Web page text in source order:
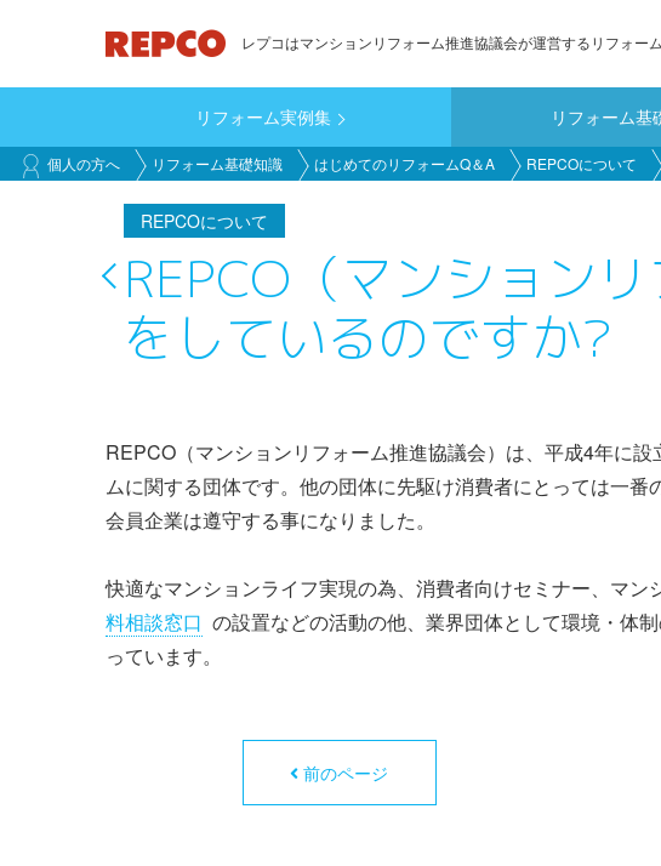
ン
ン
テ
レプコはマンションリフォーム推進協議会が運営するリフォー
main_customer
リフォーム実例集 リフォーム基
個人の方へ リフォーム基礎知識 はじめてのリフォームQ＆A REPCOについて
REPCOについて
REPCO（マンション
をしているのですか?
REPCO（マンションリフォーム推進協議会）は、平成4年に
ムに関する団体です。他の団体に先駆け消費者にとっては一番
会員企業は遵守する事になりました。
快適なマンションライフ実現の為、消費者向けセミナー、マ
料相談窓口 の設置などの活動の他、業界団体として環境・体
っています。
前のページ